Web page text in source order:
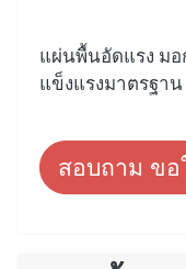
แผ่นพื้นอัดแรง มอ
แข็งแรงมาตรฐา
สอบถาม ขอ